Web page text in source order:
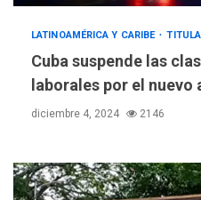
LATINOAMÉRICA Y CARIBE
Cuba suspende las
laborales por el nuevo
diciembre 4, 2024 2146